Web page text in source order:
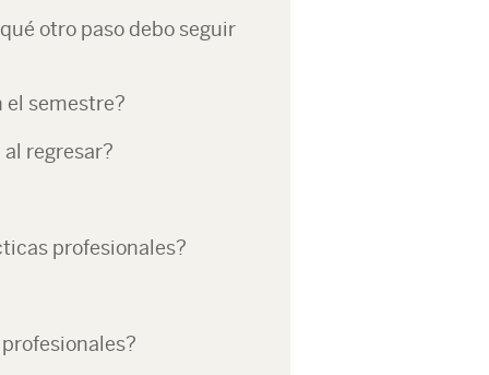
otro paso debo seguir
el semestre?
regresar?
profesionales?